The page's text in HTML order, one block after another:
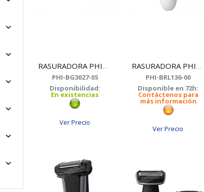
RASURADORA PHILIPS BG3027/05
PHI-BG3027-05
Disponibilidad:
En existencias
Ver Precio
RASURADORA PHILIPS BRL136/00 USO EN SECO Y MOJADO
PHI-BRL136-00
Disponible en 72h:
Contáctenos para
más información
Ver Precio